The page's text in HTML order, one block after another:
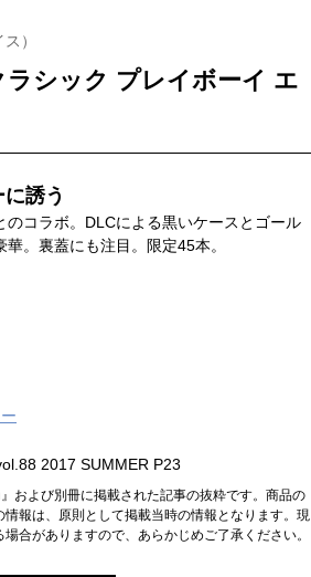
）
ラシック プレイボーイ エ
誘う
のコラボ。DLCによる黒いケースとゴール
。裏蓋にも注目。限定45本。
2017 SUMMER P23
および別冊に掲載された記事の抜粋です。商品の
報は、原則として掲載当時の情報となります。現
合がありますので、あらかじめご了承ください。